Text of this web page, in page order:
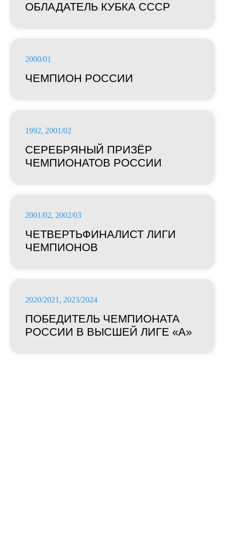
ОБЛАДАТЕЛЬ КУБКА СССР
2000/01
ЧЕМПИОН РОССИИ
1992, 2001/02
СЕРЕБРЯНЫЙ ПРИЗЁР
ЧЕМПИОНАТОВ РОССИИ
2001/02, 2002/03
ЧЕТВЕРТЬФИНАЛИСТ ЛИГИ
ЧЕМПИОНОВ
2020/2021, 2023/2024
ПОБЕДИТЕЛЬ ЧЕМПИОНАТА
РОССИИ В ВЫСШЕЙ ЛИГЕ «А»